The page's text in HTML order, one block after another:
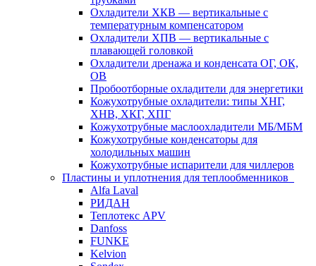
Охладители ХКВ — вертикальные с
температурным компенсатором
Охладители ХПВ — вертикальные с
плавающей головкой
Охладители дренажа и конденсата ОГ, ОК,
ОВ
Пробоотборные охладители для энергетики
Кожухотрубные охладители: типы ХНГ,
ХНВ, ХКГ, ХПГ
Кожухотрубные маслоохладители МБ/МБМ
Кожухотрубные конденсаторы для
холодильных машин
Кожухотрубные испарители для чиллеров
Пластины и уплотнения для теплообменников
Alfa Laval
РИДАН
Теплотекс APV
Danfoss
FUNKE
Kelvion